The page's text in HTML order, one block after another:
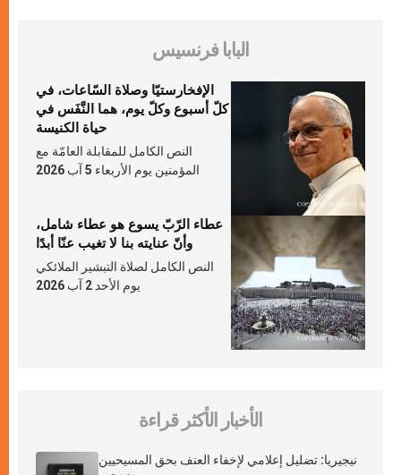
البابا فرنسيس
الإفخارستيّا وصلاة السّاعات، في
كلّ أسبوع وكلّ يوم، هما النَّفَس في
حياة الكنيسة
النص الكامل للمقابلة العامّة مع
المؤمنين يوم الأربعاء 5 آب 2026
عطاء الرّبّ يسوع هو عطاء شامل،
وأنّ عنايته بنا لا تغيب عنّا أبدًا
النص الكامل لصلاة التبشير الملائكي
يوم الأحد 2 آب 2026
الأخبار الأكثر قراءة
نيجيريا: تضليل إعلامي لإخفاء العنف بحق المسيحيين